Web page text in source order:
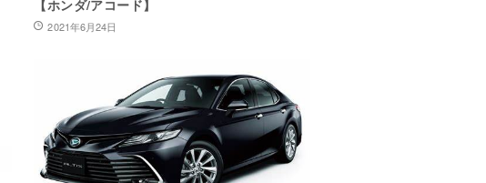
【ホンダ/アコード】
2021年6月24日